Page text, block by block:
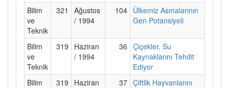
Bilim
ve
Teknik
321
Ağustos
/ 1994
104 Ülkemiz Asmalarının
Gen Potansiyeli
Bilim
ve
Teknik
319
Haziran
/ 1994
36 Çiçekler, Su
Kaynaklarını Tehdit
Ediyor
Bilim
319
Haziran
37 Çiftlik Hayvanlarını